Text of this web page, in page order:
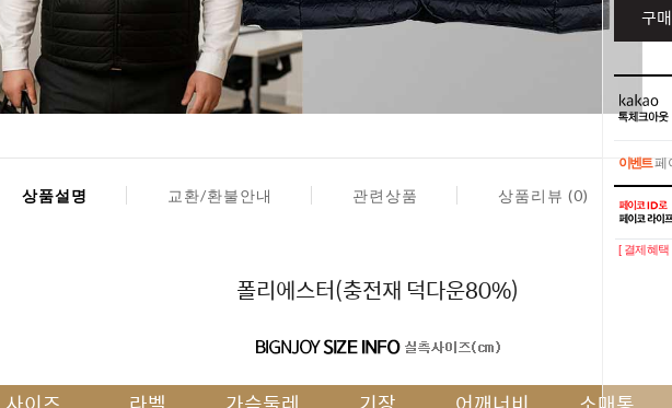
구
이벤트페
이벤트페
[ 결제혜
상품설명 교환/환불안내 관련상품 상품리뷰 (0)
폴리에스터(충전재 덕다운80%)